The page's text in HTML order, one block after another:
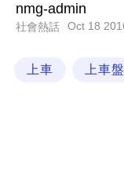
科
nmg-admin
社會熱話 Oct 18
上車 上車盤